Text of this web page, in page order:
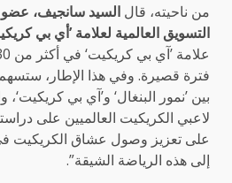
من ناحيته، قال السيد سانجيف،
التسويق العالمية لعلامة ’أي بي
فترة قصيرة. وفي هذا الإطار، ستسهم
بين ’نمور البنغال‘ و’آي بي
لاعبي الكريكيت العالميين على
على تعزيز وصول عشاق الكريكيت
إلى هذه الرياضة الشيقة”.